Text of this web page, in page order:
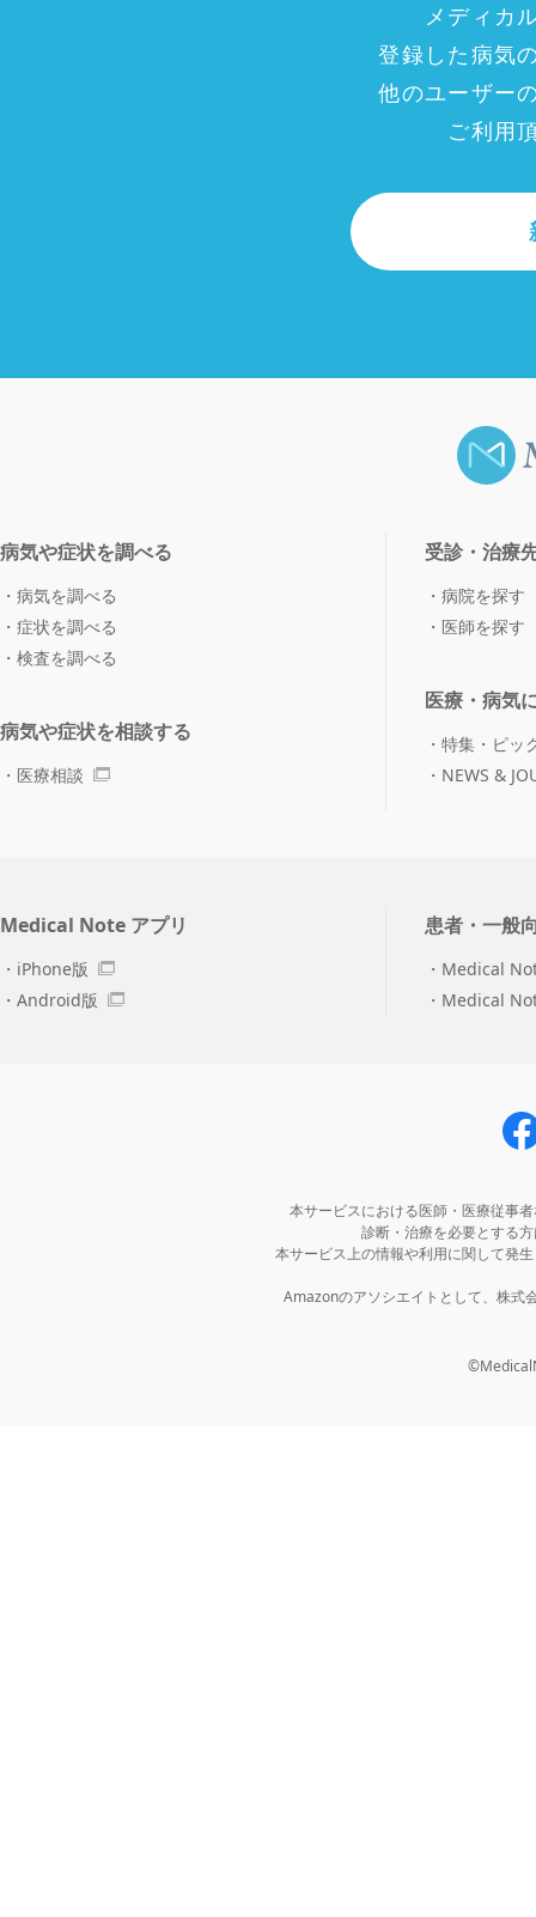
メディカ
登録した病気
他のユーザー
ご利用
病気や症状を調べる
病気を調べる
症状を調べる
検査を調べる
病気や症状を相談する
医療相談
受診・治療
病院を探す
医師を探す
医療・病気
特集・ピッ
NEWS &
Medical Note アプリ
iPhone版
Android版
患者・一般
Medical
Medical
本サービスにおける医師・医療従事
診断・治療を必要とする
本サービス上の情報や利用に関して発
Amazonのアソシエイトとして、株式